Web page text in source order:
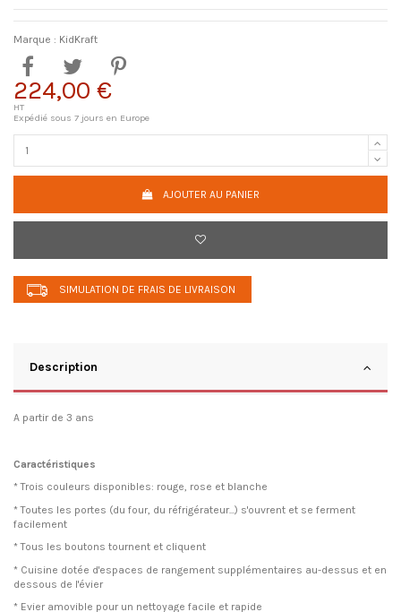
Marque : KidKraft
224,00 €
HT
Expédié sous 7 jours en Europe
AJOUTER AU PANIER
SIMULATION DE FRAIS DE LIVRAISON
Description
A partir de 3 ans
Caractéristiques
* Trois couleurs disponibles: rouge, rose et blanche
* Toutes les portes (du four, du réfrigérateur...) s'ouvrent et se ferment
facilement
* Tous les boutons tournent et cliquent
* Cuisine dotée d'espaces de rangement supplémentaires au-dessus et en
dessous de l'évier
* Evier amovible pour un nettoyage facile et rapide